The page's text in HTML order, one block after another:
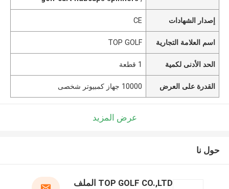
إصدار الشهادات CE
اسم العلامة التجارية TOP GOLF
الحد الأدنى لكمية 1 قطعة
القدرة على العرض 10000 جهاز كمبيوتر شخصى
عرض المزيد
حول نا
TOP GOLF CO.,LTD الملف